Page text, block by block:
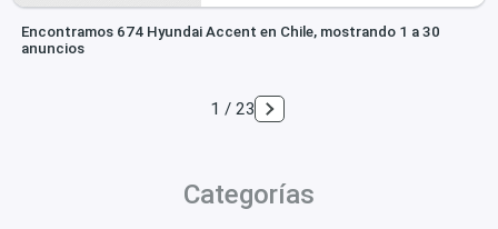
Encontramos 674 Hyundai Accent en Chile, mostrando 1 a 30
anuncios
1 / 23
Categorías